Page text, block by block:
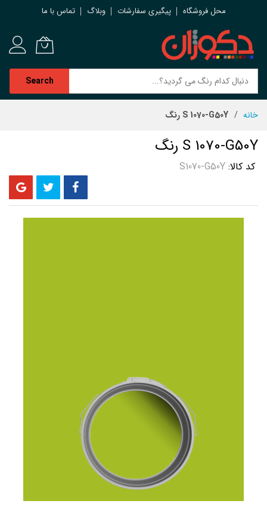
محل فروشگاه پیگیری سفارشات وبلاگ تماس با ما
Search
خانه S 1070-G50Y رنگ
S 1070-G50Y رنگ
کد کالا S1070-G50Y